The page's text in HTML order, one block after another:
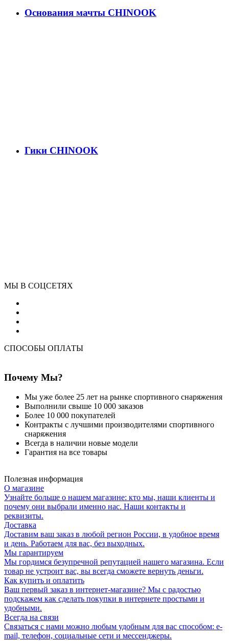
Основания мачты CHINOOK
Гики CHINOOK
МЫ В СОЦСЕТЯХ
СПОСОБЫ ОПЛАТЫ
Почему Мы?
Мы уже более 25 лет на рынке спортивного снаряжения
Выполнили свыше 10 000 заказов
Более 10 000 покупателей
Контракты с лучшими производителями спортивного
снаряжения
Всегда в наличии новые модели
Гарантия на все товары
Полезная информация
О магазине
Узнайте больше о нашем магазине: кто мы, наши клиенты и
почему они выбрали именно нас. Наши контакты и
реквизиты.
Доставка
Доставим ваш заказ в любой регион России, в удобное время
и день. Работаем для вас, без выходных.
Мы гарантируем
Мы гордимся безупречной репутацией нашего магазина. Если
товар не устроит вас, вы всегда сможете вернуть деньги.
Как купить и оплатить
Ваш первый заказ в интернет-магазине? Мы с радостью
подскажем как сделать покупки в интернете простыми и
удобными.
Всегда на связи
Связаться с нами можно любым удобным для вас способом: e-
mail, телефон, социальные сети и мессенджеры.